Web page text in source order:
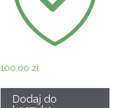
100,00 zł
Dodaj do